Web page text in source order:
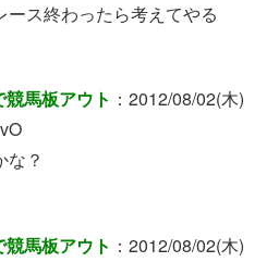
ース終わったら考えてやる
馬板アウト ：2012/08/02(木)
な？
馬板アウト ：2012/08/02(木)